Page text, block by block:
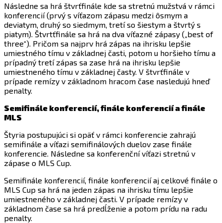
Následne sa hrá štvrťfinále kde sa stretnú mužstvá v rámci
konferencií (prvý s víťazom zápasu medzi ôsmym a
deviatym, druhý so siedmym, tretí so šiestym a štvrtý s
piatym). Štvrtťfinále sa hrá na dva víťazné zápasy („best of
three“). Pričom sa najprv hrá zápas na ihrisku lepšie
umiestného tímu v základnej časti, potom u horšieho tímu a
prípadný tretí zápas sa zase hrá na ihrisku lepšie
umiestneného tímu v základnej časty. V štvrťfinále v
prípade remízy v základnom hracom čase nasledujú hneď
penalty.
Semifinále konferencií, finále konferencií a finále
MLS
Štyria postupujúci si opäť v rámci konferencie zahrajú
semifinále a víťazi semifinálových duelov zase finále
konferencie. Následne sa konferenční víťazi stretnú v
zápase o MLS Cup.
Semifinále konferencií, finále konferencií aj celkové finále o
MLS Cup sa hrá na jeden zápas na ihrisku tímu lepšie
umiestneného v základnej časti. V prípade remízy v
základnom čase sa hrá predĺženie a potom prídu na radu
penalty.